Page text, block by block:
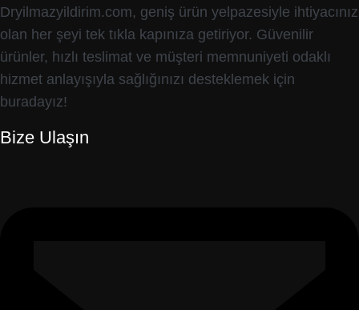
Dryilmazyildirim.com, geniş ürün yelpazesiyle ihtiyacınız
olan her şeyi tek tıkla kapınıza getiriyor. Güvenilir
ürünler, hızlı teslimat ve müşteri memnuniyeti odaklı
hizmet anlayışıyla sağlığınızı desteklemek için
buradayız!
Bize Ulaşın